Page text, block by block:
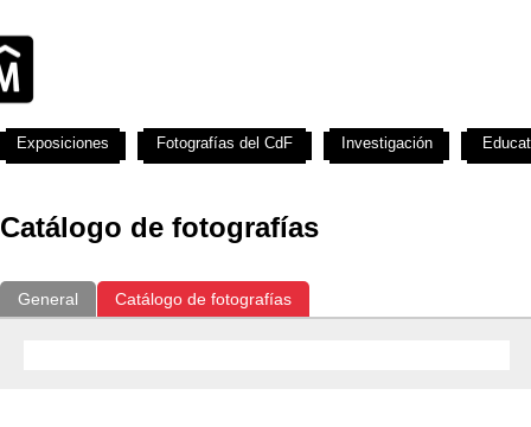
Catálogo de fotografías
General Catálogo de fotografías
Exposiciones Fotografías del CdF Investigación